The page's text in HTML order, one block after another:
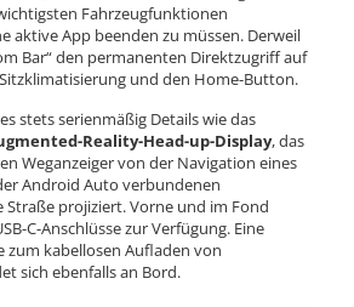
Fahrzeugfunktionen
aktive App beenden zu müssen. Derweil
Bar“ den permanenten Direktzugriff auf
und den Home-Button.
stets serienmäßig Details wie das
Reality-Head-up-Display, das
Weganzeiger von der Navigation eines
Android Auto verbundenen
Straße projiziert. Vorne und im Fond
C-Anschlüsse zur Verfügung. Eine
zum kabellosen Aufladen von
sich ebenfalls an Bord.